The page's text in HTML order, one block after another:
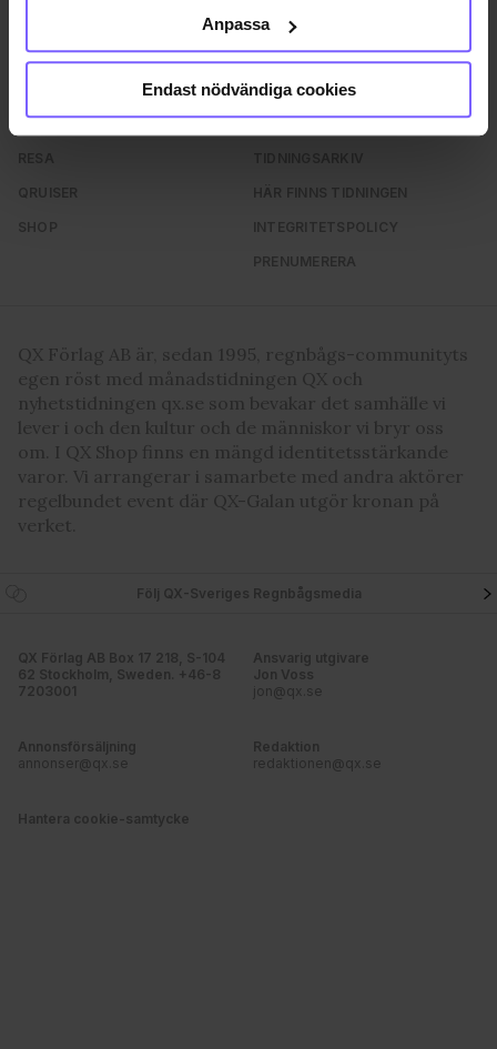
för specifika kännetecken (fingeravtryck)
Ta reda på mer om hur dina personliga uppgifter
Du kan ändra eller dra tillbaka ditt samtycke när som
helst från cookie-förklaringen.
Vi använder enhetsidentifierare för att anpassa innehållet
för sociala medier och analysera vår trafik. Vi
vidarebefordrar även sådana identifierare och annan
information som du har tillhandahållit eller som de har
samlat in när du har använt deras tjänster. Du godkänner
våra cookies vid fortsatt användande av vår webbplats.
Anpassa
Endast nödvändiga cookies
SAMHÄLLE
LIVSSTIL
RESA
QRUISER
SHOP
ANNONSERA
OM OSS
VANLIGA FRÅGOR OCH SVAR
HÄR FINNS TIDNINGEN
INTEGRITETSPOLICY
PRENUMERERA
QX Förlag AB är, sedan 1995, regnbågs-communityts
egen röst med månadstidningen QX och
nyhetstidningen qx.se som bevakar det samhälle vi
lever i och den kultur och de människor vi bryr oss
om. I QX Shop finns en mängd identitetsstärkande
varor. Vi arrangerar i samarbete med andra aktörer
regelbundet event där QX-Galan utgör kronan på
verket.
Följ QX-Sveriges Regnbågsmedia
QX Förlag AB Box 17 218, S-104
62 Stockholm, Sweden. +46-8
7203001
Ansvarig utgivare
Jon Voss
jon@qx.se
Annonsförsäljning
annonser@qx.se
Redaktion
redaktionen@qx.se
Hantera cookie-samtycke